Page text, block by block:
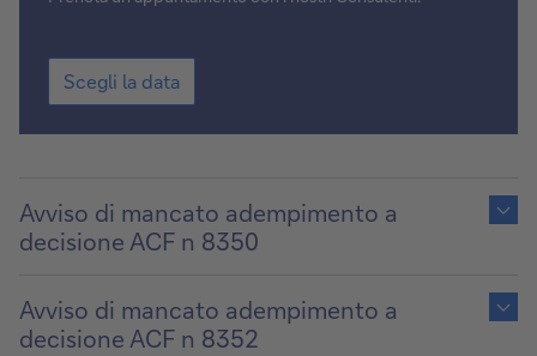
Scegli
la
data
Scegli la data
content
of
Avviso di mancato adempimento a
decisione ACF n 8350
content
of
Avviso di mancato adempimento a
decisione ACF n 8352